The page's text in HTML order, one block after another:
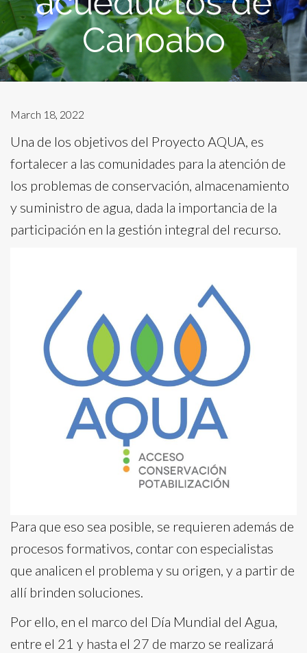
Canoabo
March 18, 2022
Una de los objetivos del Proyecto AQUA, es
fortalecer a las comunidades para la atención de
los problemas de conservación, almacenamiento
y suministro de agua, dada la importancia de la
participación en la gestión integral del recurso.
Para que eso sea posible, se requieren además de
procesos formativos, contar con especialistas
que analicen el problema y su origen, y a partir de
allí brinden soluciones.
Por ello, en el marco del Día Mundial del Agua,
entre el 21 y hasta el 27 de marzo se realizará